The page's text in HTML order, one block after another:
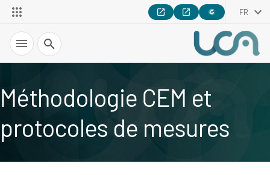
FR
Recherche
Méthodologie CEM et
protocoles de mesures